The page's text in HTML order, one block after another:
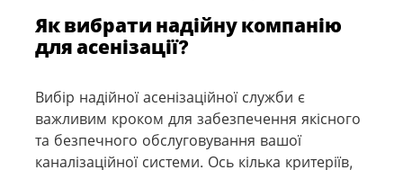
Як вибрати надійну компанію
для асенізації?
Вибір надійної асенізаційної служби є
важливим кроком для забезпечення якісного
та безпечного обслуговування вашої
каналізаційної системи. Ось кілька критеріїв,